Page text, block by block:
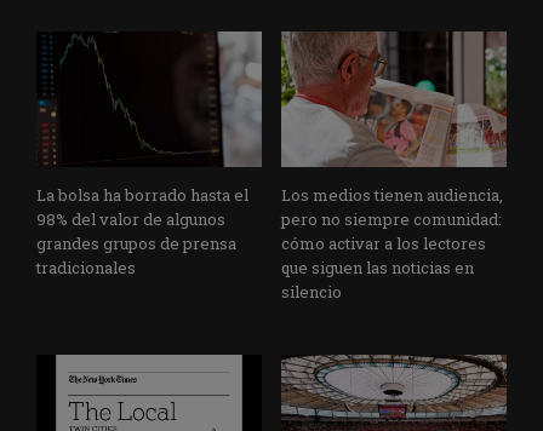
La bolsa ha borrado hasta el
98% del valor de algunos
grandes grupos de prensa
tradicionales
Los medios tienen audiencia,
pero no siempre comunidad:
cómo activar a los lectores
que siguen las noticias en
silencio